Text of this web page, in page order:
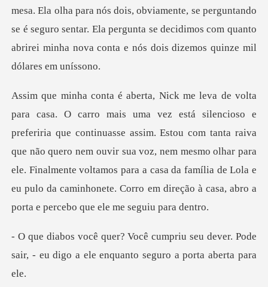
mesa. Ela olha para nós dois, obviamente, se perguntando
se é seguro sentar. Ela pergunta s
nuasse assim. Estou com tanta raiva
que não quero nem ouvir sua voz, nem mesmo olhar para
ele. Finalmente voltamos para a ca
seu dever. Pode
sair, - eu digo a ele e